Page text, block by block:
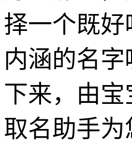
择一个既好
内涵的名
下来，由宝
取名助手为